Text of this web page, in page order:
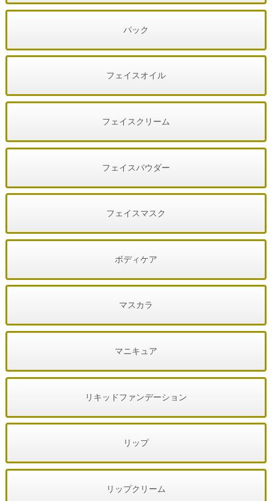
パック
フェイスオイル
フェイスクリーム
フェイスパウダー
フェイスマスク
ボディケア
マスカラ
マニキュア
リキッドファンデーション
リップ
リップクリーム